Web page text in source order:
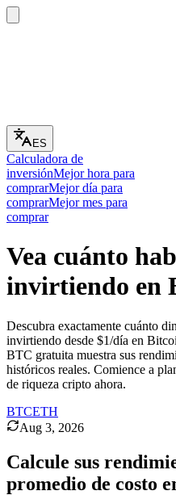
ES
Calculadora de
inversiónMejor hora para
comprarMejor día para
comprarMejor mes para
comprar
Vea cuánto
invirtiendo en
Descubra exactamente cuánto
invirtiendo desde $1/día en
BTC gratuita muestra sus
históricos reales. Comience a
de riqueza cripto ahora.
BTCETH
Aug 3, 2026
Calcule sus
promedio de costo